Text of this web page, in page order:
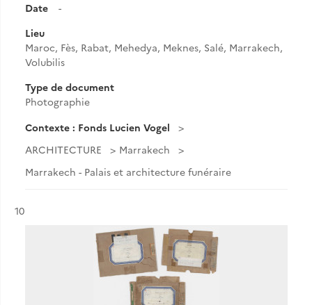
Date
-
Lieu
Maroc, Fès, Rabat, Mehedya, Meknes, Salé, Marrakech,
Volubilis
Type de document
Photographie
Contexte : Fonds Lucien Vogel
ARCHITECTURE
Marrakech
Marrakech - Palais et architecture funéraire
Résultat n°
10